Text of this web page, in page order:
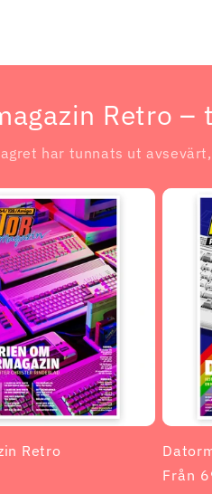
Retro –
har tunnats ut
Retro
Från